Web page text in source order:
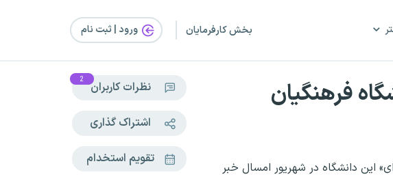
بخش کارفرمایان ورود | ثبت‌ نام
فرهنگیان
این دانشگاه در شهریور امسال خبر
نظرات کاربران 2
اشتراک گذاری
تقویم استخدام